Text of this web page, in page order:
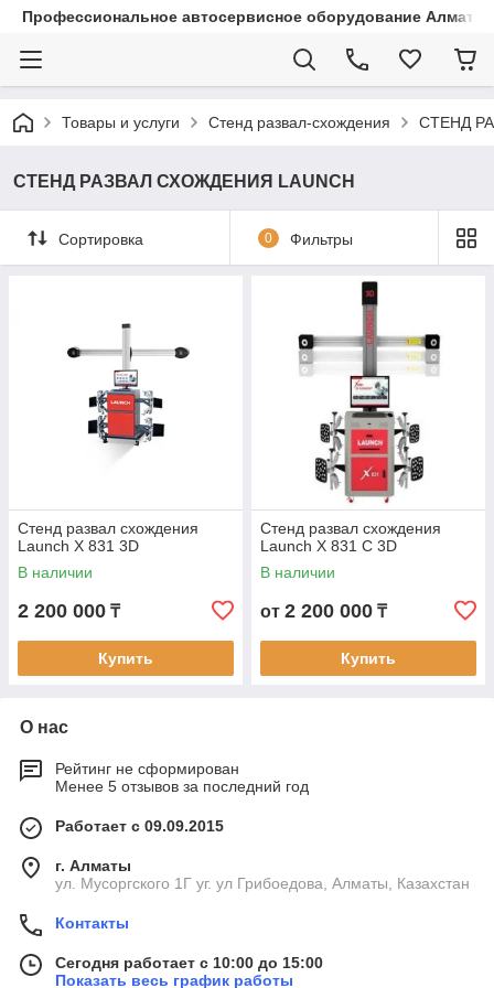
Профессиональное автосервисное оборудование Алматы
Товары и услуги Стенд развал-схождения СТЕНД
СТЕНД РАЗВАЛ СХОЖДЕНИЯ LAUNCH
Сортировка 0 Фильтры
Стенд развал схождения
Launch X 831 3D
В наличии
2 200 000 ₸
Купить
Стенд развал схождения
Launch X 831 С 3D
В наличии
от 2 200 000 ₸
Купить
О нас
Рейтинг не сформирован
Менее 5 отзывов за последний год
Работает с 09.09.2015
г. Алматы
ул. Мусоргского 1Г уг. ул Грибоедова, Алматы, Казахстан
Контакты
Сегодня работает с 10:00 до 15:00
Показать весь график работы